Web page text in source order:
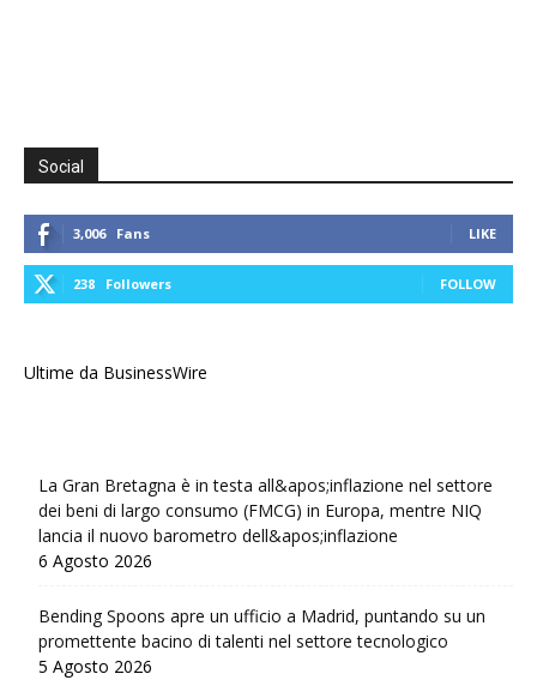
Social
3,006 Fans LIKE
238 Followers FOLLOW
Ultime da BusinessWire
La Gran Bretagna è in testa all&apos;inflazione nel settore
dei beni di largo consumo (FMCG) in Europa, mentre NIQ
lancia il nuovo barometro dell&apos;inflazione
6 Agosto 2026
Bending Spoons apre un ufficio a Madrid, puntando su un
promettente bacino di talenti nel settore tecnologico
5 Agosto 2026